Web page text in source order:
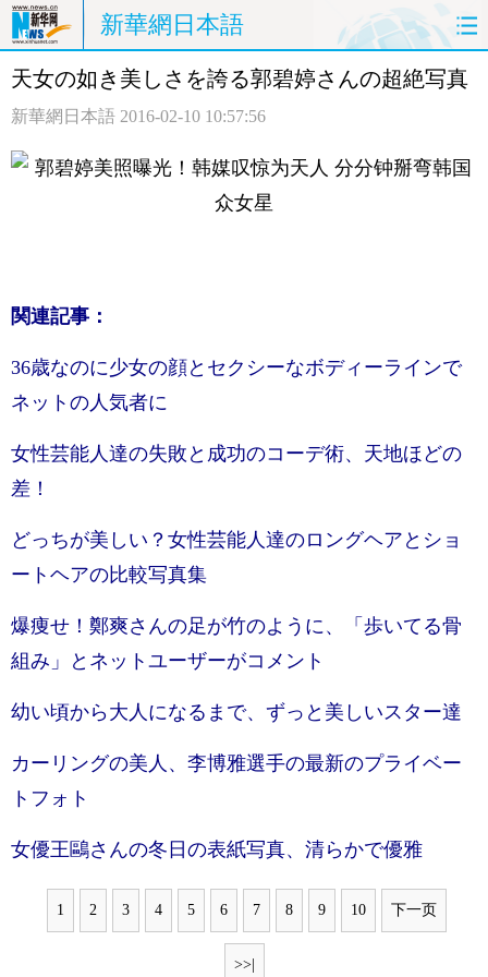
新華網日本語
ホームページ 政治 経済
評論
天女の如き美しさを誇る郭碧婷さんの超絶写真
新華網日本語 2016-02-10 10:57:56
関連記事：
36歳なのに少女の顔とセクシーなボディーラインで
ネットの人気者に
女性芸能人達の失敗と成功のコーデ術、天地ほどの
差！
どっちが美しい？女性芸能人達のロングヘアとショ
ートヘアの比較写真集
爆痩せ！鄭爽さんの足が竹のように、「歩いてる骨
組み」とネットユーザーがコメント
幼い頃から大人になるまで、ずっと美しいスター達
カーリングの美人、李博雅選手の最新のプライベー
トフォト
女優王鷗さんの冬日の表紙写真、清らかで優雅
1 2 3 4 5 6 7 8 9 10 下一页
>>|